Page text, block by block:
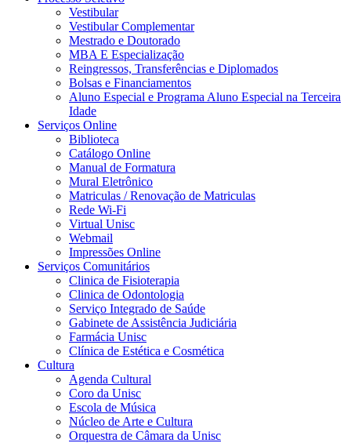
Vestibular
Vestibular Complementar
Mestrado e Doutorado
MBA E Especialização
Reingressos, Transferências e Diplomados
Bolsas e Financiamentos
Aluno Especial e Programa Aluno Especial na Terceira
Idade
Serviços Online
Biblioteca
Catálogo Online
Manual de Formatura
Mural Eletrônico
Matriculas / Renovação de Matriculas
Rede Wi-Fi
Virtual Unisc
Webmail
Impressões Online
Serviços Comunitários
Clinica de Fisioterapia
Clinica de Odontologia
Serviço Integrado de Saúde
Gabinete de Assistência Judiciária
Farmácia Unisc
Clínica de Estética e Cosmética
Cultura
Agenda Cultural
Coro da Unisc
Escola de Música
Núcleo de Arte e Cultura
Orquestra de Câmara da Unisc